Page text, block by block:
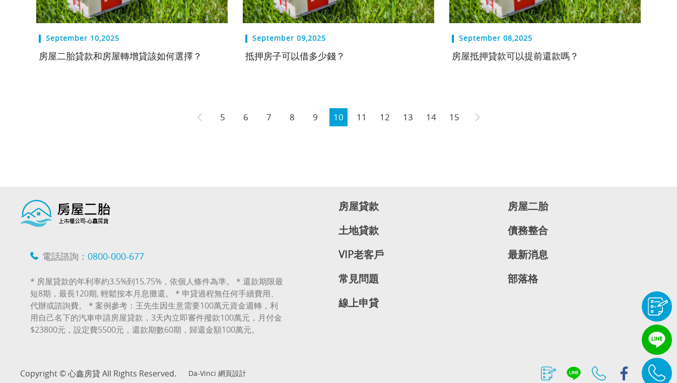
September 10,2025
房屋二胎貸款和房屋轉增貸該如何選擇？
September 09,2025
抵押房子可以借多少錢？
September 08,2025
房屋抵押貸款可以提前還款嗎？
5 6 7 8 9 10 11 12 13 14 15
房屋貸款
房屋二胎
土地貸款
債務整合
VIP老客戶
最新消息
常見問題
部落格
線上申貸
電話諮詢： 0800-000-677
* 房屋貸款的年利率約3.5%到15.75%，依個人條件為準。 * 還款期限最
短8期，最長120期, 輕鬆按本月息攤還。 * 申貸過程無任何手續費用、
代辦或諮詢費。 * 案例參考：王先生因生意需要100萬元資金週轉，利
用自己名下的汽車申請房屋貸款，3天內立即審件撥款100萬元，月付金
$23800元，設定費5500元，還款期數60期，歸還金額100萬元。
Copyright © 心鑫房貸 All Rights Reserved. Da-Vinci 網頁設計